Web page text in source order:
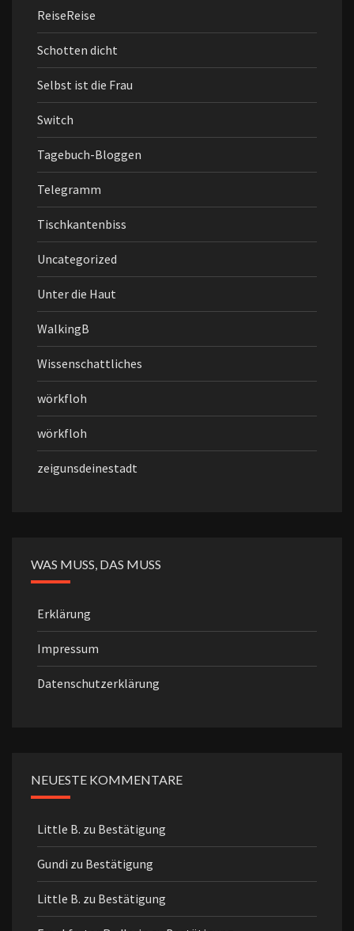
ReiseReise
Schotten dicht
Selbst ist die Frau
Switch
Tagebuch-Bloggen
Telegramm
Tischkantenbiss
Uncategorized
Unter die Haut
WalkingB
Wissenschattliches
wörkfloh
wörkfloh
zeigunsdeinestadt
WAS MUSS, DAS MUSS
Erklärung
Impressum
Datenschutzerklärung
NEUESTE KOMMENTARE
Little B. zu Bestätigung
Gundi zu Bestätigung
Little B. zu Bestätigung